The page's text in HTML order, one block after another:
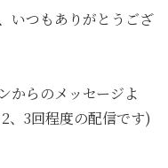
いつもありがとうござ
からのメッセージよ
、3回程度の配信です)